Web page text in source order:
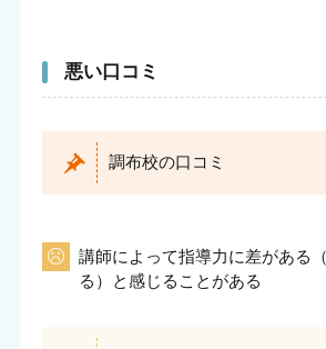
悪い口コミ
調布校の口コミ
講師によって指導力に差がある
る）と感じることがある